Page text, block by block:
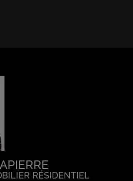
RÉSIDENTIEL